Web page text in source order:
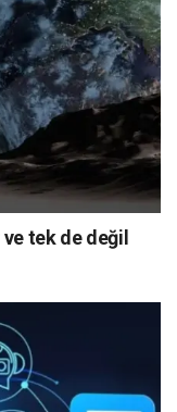
ve tek de değil